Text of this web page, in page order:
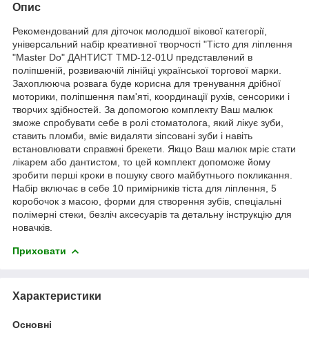
Опис
Рекомендований для діточок молодшої вікової категорії,
універсальний набір креативної творчості "Тісто для ліплення
"Master Do" ДАНТИСТ TMD-12-01U представлений в
поліпшеній, розвиваючій лінійці української торгової марки.
Захоплююча розвага буде корисна для тренування дрібної
моторики, поліпшення пам'яті, координації рухів, сенсорики і
творчих здібностей. За допомогою комплекту Ваш малюк
зможе спробувати себе в ролі стоматолога, який лікує зуби,
ставить пломби, вміє видаляти зіпсовані зуби і навіть
встановлювати справжні брекети. Якщо Ваш малюк мріє стати
лікарем або дантистом, то цей комплект допоможе йому
зробити перші кроки в пошуку свого майбутнього покликання.
Набір включає в себе 10 примірників тіста для ліплення, 5
коробочок з масою, форми для створення зубів, спеціальні
полімерні стеки, безліч аксесуарів та детальну інструкцію для
новачків.
Приховати
Характеристики
Основні